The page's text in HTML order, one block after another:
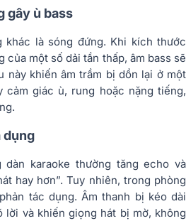
gây ù bass
khác là sóng đứng. Khi kích thước
một số dải tần thấp, âm bass sẽ
này khiến âm trầm bị dồn lại ở một
cảm giác ù, rung hoặc nặng tiếng,
dụng
karaoke thường tăng echo và
hay hơn”. Tuy nhiên, trong phòng
tác dụng. Âm thanh bị kéo dài
lời và khiến giọng hát bị mờ, không